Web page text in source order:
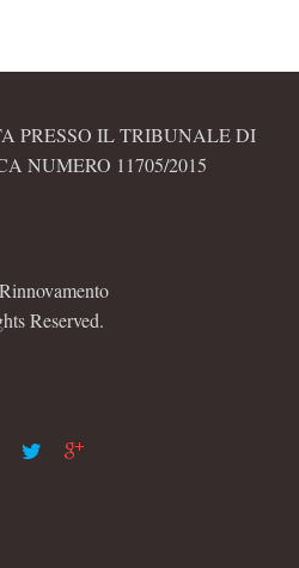
PRESSO IL TRIBUNALE DI
NUMERO 11705/2015
Reserved.